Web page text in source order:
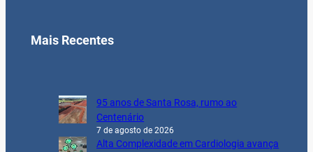
Mais Recentes
95 anos de Santa Rosa, rumo ao
Centenário
7 de agosto de 2026
Alta Complexidade em Cardiologia avança